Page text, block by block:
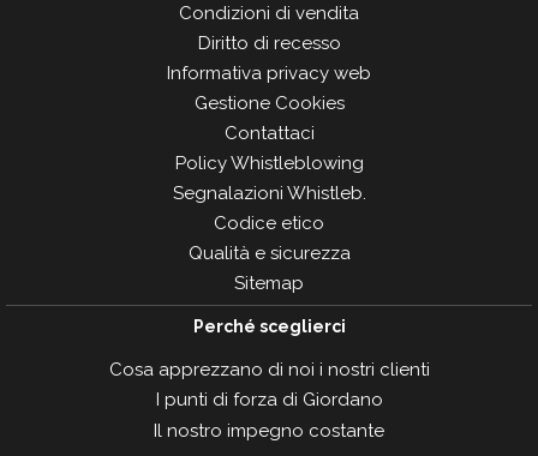
Condizioni di vendita
Diritto di recesso
Informativa privacy web
Gestione Cookies
Contattaci
Policy Whistleblowing
Segnalazioni Whistleb.
Codice etico
Qualità e sicurezza
Sitemap
Perché sceglierci
Cosa apprezzano di noi i nostri clienti
I punti di forza di Giordano
Il nostro impegno costante